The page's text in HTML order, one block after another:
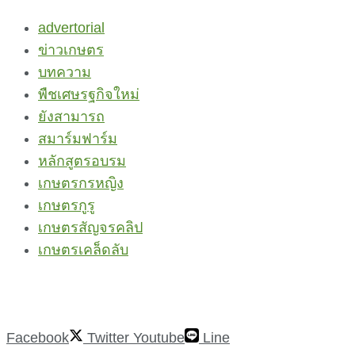
advertorial
ข่าวเกษตร
บทความ
พืชเศษรฐกิจใหม่
ยังสามารถ
สมาร์มฟาร์ม
หลักสูตรอบรม
เกษตรกรหญิง
เกษตรกูรู
เกษตรสัญจรคลิป
เกษตรเคล็ดลับ
Facebook Twitter Youtube Line